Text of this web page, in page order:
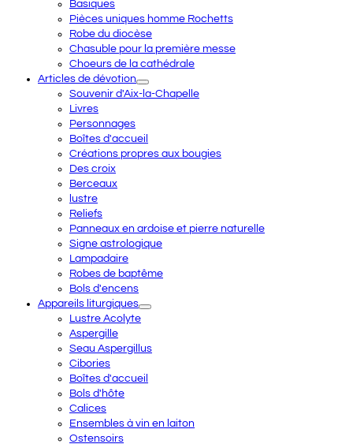
Basiques
Pièces uniques homme Rochetts
Robe du diocèse
Chasuble pour la première messe
Choeurs de la cathédrale
Articles de dévotion
Souvenir d'Aix-la-Chapelle
Livres
Personnages
Boîtes d'accueil
Créations propres aux bougies
Des croix
Berceaux
lustre
Reliefs
Panneaux en ardoise et pierre naturelle
Signe astrologique
Lampadaire
Robes de baptême
Bols d'encens
Appareils liturgiques
Lustre Acolyte
Aspergille
Seau Aspergillus
Cibories
Boîtes d'accueil
Bols d'hôte
Calices
Ensembles à vin en laiton
Ostensoirs